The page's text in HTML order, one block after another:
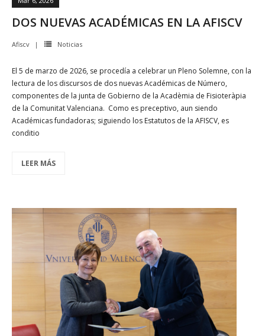
DOS NUEVAS ACADÉMICAS EN LA AFISCV
Afiscv Noticias
El 5 de marzo de 2026, se procedía a celebrar un Pleno Solemne, con la
lectura de los discursos de dos nuevas Académicas de Número,
componentes de la junta de Gobierno de la Acadèmia de Fisioteràpia
de la Comunitat Valenciana. Como es preceptivo, aun siendo
Académicas fundadoras; siguiendo los Estatutos de la AFISCV, es
conditio
LEER MÁS